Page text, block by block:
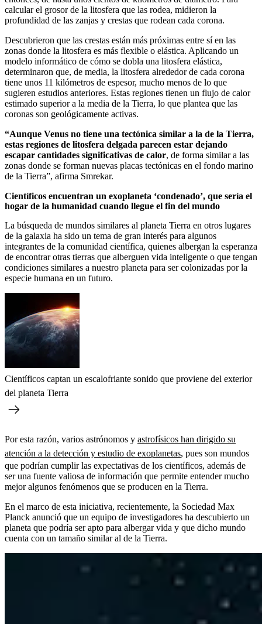
calcular el grosor de la litosfera que las rodea, midieron la
profundidad de las zanjas y crestas que rodean cada corona.
Descubrieron que las crestas están más próximas entre sí en las
zonas donde la litosfera es más flexible o elástica. Aplicando un
modelo informático de cómo se dobla una litosfera elástica,
determinaron que, de media, la litosfera alrededor de cada corona
tiene unos 11 kilómetros de espesor, mucho menos de lo que
sugieren estudios anteriores. Estas regiones tienen un flujo de calor
estimado superior a la media de la Tierra, lo que plantea que las
coronas son geológicamente activas.
“Aunque Venus no tiene una tectónica similar a la de la Tierra,
estas regiones de litosfera delgada parecen estar dejando
escapar cantidades significativas de calor, de forma similar a las
zonas donde se forman nuevas placas tectónicas en el fondo marino
de la Tierra”, afirma Smrekar.
Científicos encuentran un exoplaneta ‘condenado’, que sería el
hogar de la humanidad cuando llegue el fin del mundo
La búsqueda de mundos similares al planeta Tierra en otros lugares
de la galaxia ha sido un tema de gran interés para algunos
integrantes de la comunidad científica, quienes albergan la esperanza
de encontrar otras tierras que alberguen vida inteligente o que tengan
condiciones similares a nuestro planeta para ser colonizadas por la
especie humana en un futuro.
Científicos captan un escalofriante sonido que proviene del exterior
del planeta Tierra
Por esta razón, varios astrónomos y astrofísicos han dirigido su
atención a la detección y estudio de exoplanetas, pues son mundos
que podrían cumplir las expectativas de los científicos, además de
ser una fuente valiosa de información que permite entender mucho
mejor algunos fenómenos que se producen en la Tierra.
En el marco de esta iniciativa, recientemente, la Sociedad Max
Planck anunció que un equipo de investigadores ha descubierto un
planeta que podría ser apto para albergar vida y que dicho mundo
cuenta con un tamaño similar al de la Tierra.